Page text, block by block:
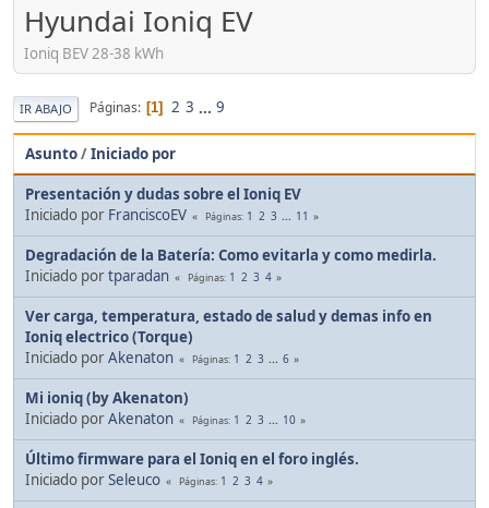
Hyundai Ioniq EV
Ioniq BEV 28-38 kWh
IR ABAJO Páginas 1 2 3 ... 9
Asunto/Iniciado por
Presentación y dudas sobre el Ioniq EV
Iniciado por FranciscoEV Páginas 1 2 3 ... 11
Degradación de la Batería: Como evitarla y como medirla.
Iniciado portparadan Páginas 1 2 3 4
Ver carga, temperatura, estado de salud y demas info en
Ioniq electrico (Torque)
Iniciado porAkenaton Páginas 1 2 3 ... 6
Mi ioniq (by Akenaton)
Iniciado porAkenaton Páginas 1 2 3 ... 10
Último firmware para el Ioniq en el foro inglés.
Iniciado porSeleuco Páginas 1 2 3 4